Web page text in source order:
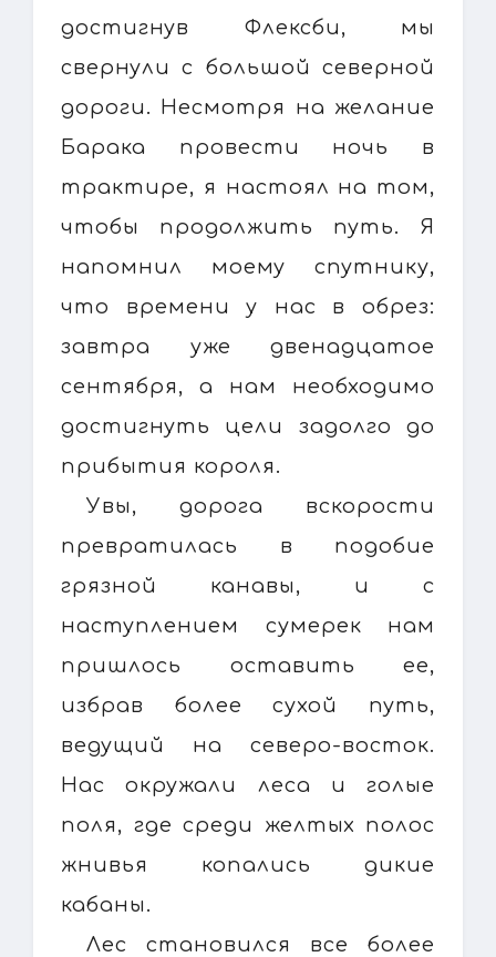
достигнув Флексби, мы
свернули с большой северной
дороги. Несмотря на желание
Барака провести ночь в
трактире, я настоял на том,
чтобы продолжить путь. Я
напомнил моему спутнику,
что времени у нас в обрез:
завтра уже двенадцатое
сентября, а нам необходимо
достигнуть цели задолго до
прибытия короля.
Увы, дорога вскорости
превратилась в подобие
грязной канавы, и с
наступлением сумерек нам
пришлось оставить ее,
избрав более сухой путь,
ведущий на северо-восток.
Нас окружали леса и голые
поля, где среди желтых полос
жнивья копались дикие
кабаны.
Лес становился все более